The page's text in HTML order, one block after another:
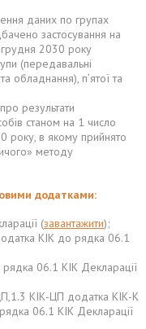
даних по групах
застосування на
2030 року
(передавальні
обладнання), п’ятої та
результати
станом на 1 число
року, в якому прийнято
методу
додатками:
(завантажити);
КІК до рядка 06.1
06.1 КІК Декларації
КІК-ЦП додатка КІК-К
06.1 КІК Декларації